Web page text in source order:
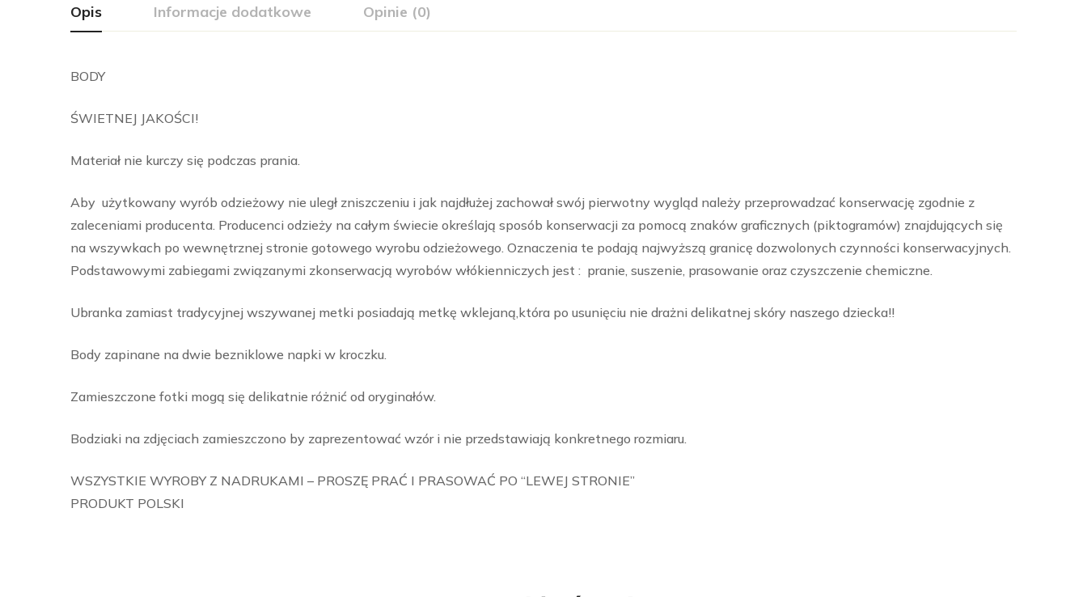
Opis Informacje dodatkowe Opinie (0)
BODY
ŚWIETNEJ JAKOŚCI!
Materiał nie kurczy się podczas prania.
Aby użytkowany wyrób odzieżowy nie uległ zniszczeniu i jak najdłużej zachował swój pierwotny wygląd należy przeprowadzać konserwację zgodnie z
zaleceniami producenta. Producenci odzieży na całym świecie określają sposób konserwacji za pomocą znaków graficznych (piktogramów) znajdujących się
na wszywkach po wewnętrznej stronie gotowego wyrobu odzieżowego. Oznaczenia te podają najwyższą granicę dozwolonych czynności konserwacyjnych.
Podstawowymi zabiegami związanymi zkonserwacją wyrobów włókienniczych jest : pranie, suszenie, prasowanie oraz czyszczenie chemiczne.
Ubranka zamiast tradycyjnej wszywanej metki posiadają metkę wklejaną,która po usunięciu nie drażni delikatnej skóry naszego dziecka!!
Body zapinane na dwie bezniklowe napki w kroczku.
Zamieszczone fotki mogą się delikatnie różnić od oryginałów.
Bodziaki na zdjęciach zamieszczono by zaprezentować wzór i nie przedstawiają konkretnego rozmiaru.
WSZYSTKIE WYROBY Z NADRUKAMI – PROSZĘ PRAĆ I PRASOWAĆ PO “LEWEJ STRONIE”
PRODUKT POLSKI